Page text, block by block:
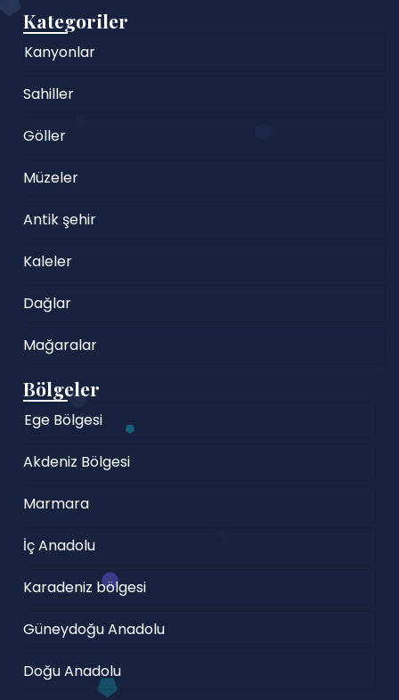
Kategoriler
Kanyonlar
Sahiller
Göller
Müzeler
Antik şehir
Kaleler
Dağlar
Mağaralar
Bölgeler
Ege Bölgesi
Akdeniz Bölgesi
Marmara
İç Anadolu
Karadeniz bölgesi
Güneydoğu Anadolu
Doğu Anadolu